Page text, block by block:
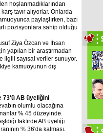
hoşlanmadıklarından
tavır alıyorlar. Onlarda
paylaşlırken, bazı
pozisyonlara sahip olduğu
Ziya Özcan ve İhsan
yapılan bir araştırmadan
ilgili sayısal veriler sunuyor.
kamuoyunun dış
73'ü AB üyeliğini
olumlu olacağına
% 45 düzeyinde.
taktirde AB üyeliği
% 36'da kalması.